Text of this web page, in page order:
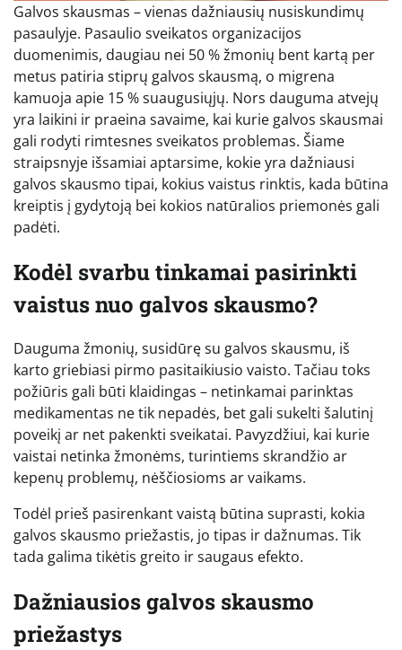
Galvos skausmas – vienas dažniausių nusiskundimų
pasaulyje. Pasaulio sveikatos organizacijos
duomenimis, daugiau nei 50 % žmonių bent kartą per
metus patiria stiprų galvos skausmą, o migrena
kamuoja apie 15 % suaugusiųjų. Nors dauguma atvejų
yra laikini ir praeina savaime, kai kurie galvos skausmai
gali rodyti rimtesnes sveikatos problemas. Šiame
straipsnyje išsamiai aptarsime, kokie yra dažniausi
galvos skausmo tipai, kokius vaistus rinktis, kada būtina
kreiptis į gydytoją bei kokios natūralios priemonės gali
padėti.
Kodėl svarbu tinkamai pasirinkti
vaistus nuo galvos skausmo?
Dauguma žmonių, susidūrę su galvos skausmu, iš
karto griebiasi pirmo pasitaikiusio vaisto. Tačiau toks
požiūris gali būti klaidingas – netinkamai parinktas
medikamentas ne tik nepadės, bet gali sukelti šalutinį
poveikį ar net pakenkti sveikatai. Pavyzdžiui, kai kurie
vaistai netinka žmonėms, turintiems skrandžio ar
kepenų problemų, nėščiosioms ar vaikams.
Todėl prieš pasirenkant vaistą būtina suprasti, kokia
galvos skausmo priežastis, jo tipas ir dažnumas. Tik
tada galima tikėtis greito ir saugaus efekto.
Dažniausios galvos skausmo
priežastys